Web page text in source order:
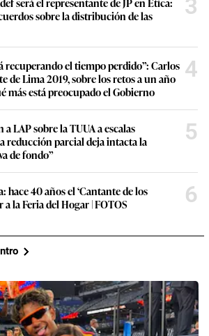
sobre la distribución de las
3
recuperando el tiempo perdido”: Carlos
de Lima 2019, sobre los retos a un año
más está preocupado el Gobierno
4
LAP sobre la TUUA a escalas
reducción parcial deja intacta la
de fondo”
5
hace 40 años el ‘Cantante de los
la Feria del Hogar | FOTOS
6